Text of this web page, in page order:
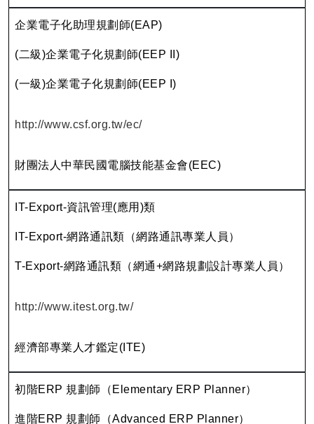
企業電子化助理規劃師(EAP)
(二級)企業電子化規劃師(EEP II)
(一級)企業電子化規劃師(EEP I)
http://www.csf.org.tw/ec/
財團法人中華民國電腦技能基金會(EEC)
IT-Export-資訊管理(應用)類
IT-Export-網路通訊類（網路通訊專業人員）
T-Export-網路通訊類（網通+網路規劃設計專業人員）
http://www.itest.org.tw/
經濟部專業人才鑑定(ITE)
初階ERP 規劃師（Elementary ERP Planner）
進階ERP 規劃師（Advanced ERP Planner）